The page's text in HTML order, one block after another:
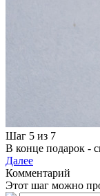
Шаг 5 из 7
В конце подарок -
Далее
Комментарий
Этот шаг можно